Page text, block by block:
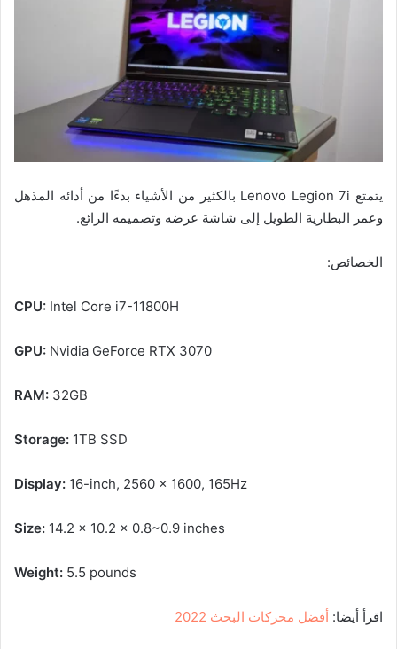
يتمتع Lenovo Legion 7i بالكثير من الأشياء بدءًا من أدائه المذهل
وعمر البطارية الطويل إلى شاشة عرضه وتصميمه الرائع.
الخصائص:
CPU: Intel Core i7-11800H
GPU: Nvidia GeForce RTX 3070
RAM: 32GB
Storage: 1TB SSD
Display: 16-inch, 2560 x 1600, 165Hz
Size: 14.2 x 10.2 x 0.8~0.9 inches
Weight: 5.5 pounds
اقرأ أيضا: أفضل محركات البحث 2022